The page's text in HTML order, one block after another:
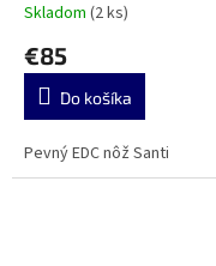
Skladom (2 ks)
€85
Do košíka
Pevný EDC nôž Santi